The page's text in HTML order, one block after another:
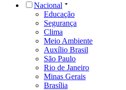
Nacional
Educação
Segurança
Clima
Meio Ambiente
Auxílio Brasil
São Paulo
Rio de Janeiro
Minas Gerais
Brasília